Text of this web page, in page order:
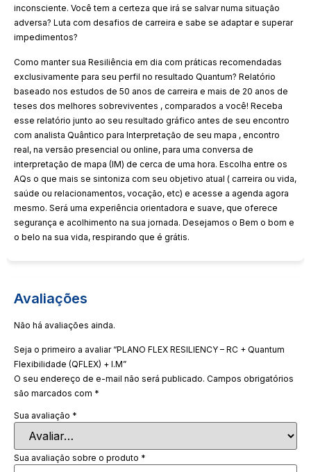
inconsciente. Você tem a certeza que irá se salvar numa situação
adversa? Luta com desafios de carreira e sabe se adaptar e superar
impedimentos?
Como manter sua Resiliência em dia com práticas recomendadas
exclusivamente para seu perfil no resultado Quantum? Relatório
baseado nos estudos de 50 anos de carreira e mais de 20 anos de
teses dos melhores sobreviventes , comparados a você! Receba
esse relatório junto ao seu resultado gráfico antes de seu encontro
com analista Quântico para Interpretação de seu mapa , encontro
real, na versão presencial ou online, para uma conversa de
interpretação de mapa (IM) de cerca de uma hora. Escolha entre os
AQs o que mais se sintoniza com seu objetivo atual ( carreira ou vida,
saúde ou relacionamentos, vocação, etc) e acesse a agenda agora
mesmo. Será uma experiência orientadora e suave, que oferece
segurança e acolhimento na sua jornada. Desejamos o Bem o bom e
o belo na sua vida, respirando que é grátis.
Avaliações
Não há avaliações ainda.
Seja o primeiro a avaliar “PLANO FLEX RESILIENCY – RC + Quantum
Flexibilidade (QFLEX) + I.M”
O seu endereço de e-mail não será publicado. Campos obrigatórios
são marcados com *
Sua avaliação *
Sua avaliação sobre o produto *